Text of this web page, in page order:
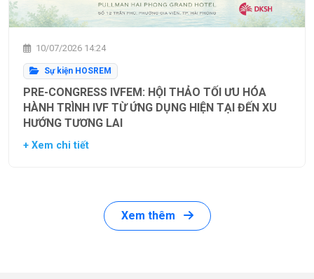
10/07/2026 14:24
Sự kiện HOSREM
PRE-CONGRESS IVFEM: HỘI THẢO TỐI ƯU HÓA
HÀNH TRÌNH IVF TỪ ỨNG DỤNG HIỆN TẠI ĐẾN XU
HƯỚNG TƯƠNG LAI
+ Xem chi tiết
Xem thêm